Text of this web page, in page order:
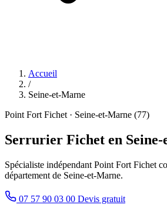
Accueil
/
Seine-et-Marne
Point Fort Fichet · Seine-et-Marne (77)
Serrurier Fichet en
Spécialiste indépendant Point Fort Fichet
département de Seine-et-Marne.
07 57 90 03 00 Devis gratuit